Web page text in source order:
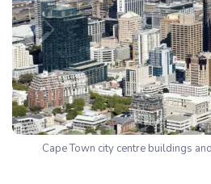
Cape Town city centre buildings